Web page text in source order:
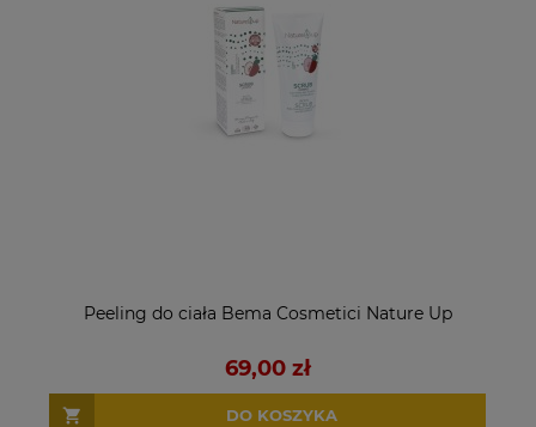
Peeling do ciała Bema Cosmetici Nature Up
69,00 zł
DO KOSZYKA